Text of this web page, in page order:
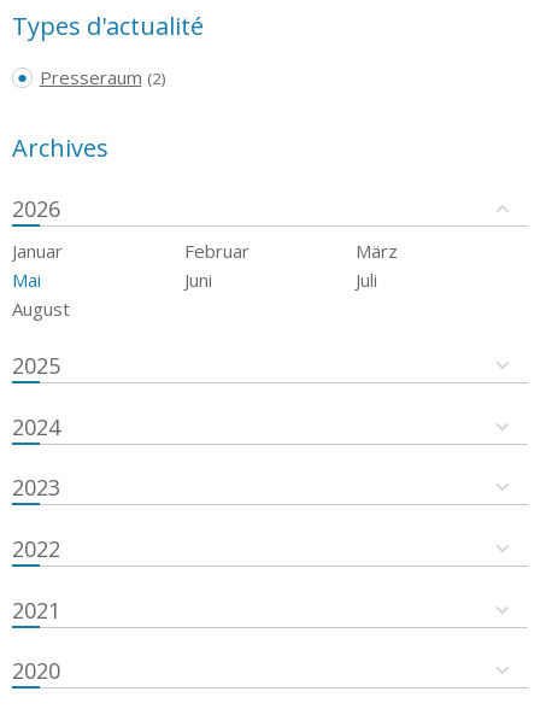
Types d'actualité
Presseraum (2)
Archives
2026
Januar Februar
März
Mai
Juni
Juli
August
2025
2024
2023
2022
2021
2020